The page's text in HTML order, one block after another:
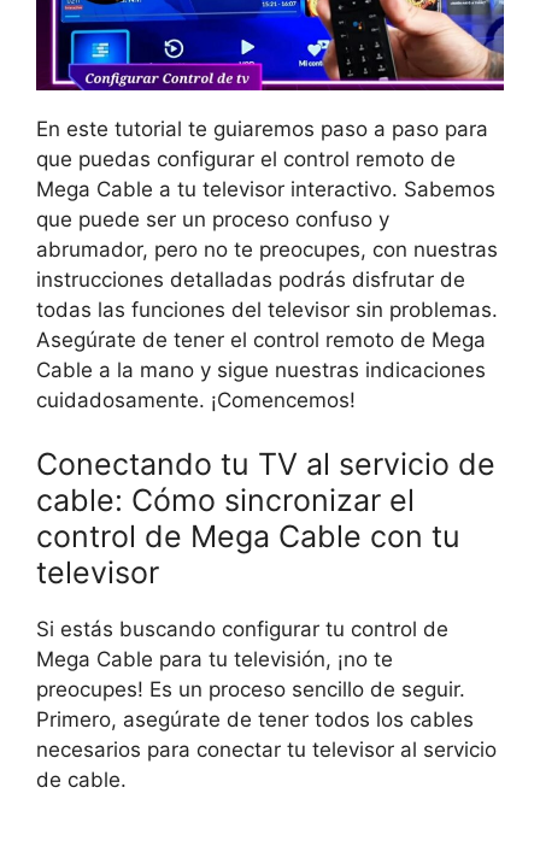
En este tutorial te guiaremos paso a paso para
que puedas configurar el control remoto de
Mega Cable a tu televisor interactivo. Sabemos
que puede ser un proceso confuso y
abrumador, pero no te preocupes, con nuestras
instrucciones detalladas podrás disfrutar de
todas las funciones del televisor sin problemas.
Asegúrate de tener el control remoto de Mega
Cable a la mano y sigue nuestras indicaciones
cuidadosamente. ¡Comencemos!
Conectando tu TV al servicio de
cable: Cómo sincronizar el
control de Mega Cable con tu
televisor
Si estás buscando configurar tu control de
Mega Cable para tu televisión, ¡no te
preocupes! Es un proceso sencillo de seguir.
Primero, asegúrate de tener todos los cables
necesarios para conectar tu televisor al servicio
de cable.